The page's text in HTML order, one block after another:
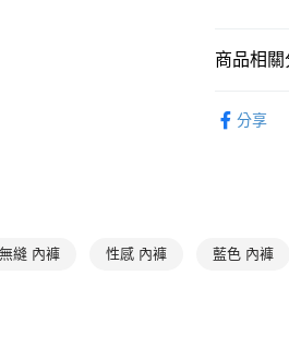
付款後萊
付款後7-
商品相關
分享
無縫 內褲 性感 內褲 藍色 內褲